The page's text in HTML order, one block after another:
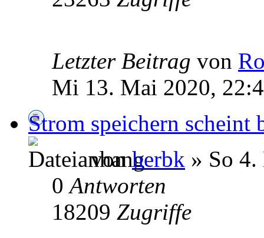
Letzter Beitrag von
Mi 13. Mai 2020,
Strom speichern scheint
vonherbk » So
0Antworten
18209 Zugriffe